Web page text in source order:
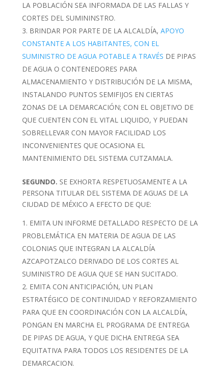
LA POBLACIÓN SEA INFORMADA DE LAS FALLAS Y
CORTES DEL SUMININSTRO.
BRINDAR POR PARTE DE LA ALCALDÍA, APOYO
CONSTANTE A LOS HABITANTES, CON EL
SUMINISTRO DE AGUA POTABLE A TRAVÉS DE PIPAS
DE AGUA O CONTENEDORES PARA
ALMACENAMIENTO Y DISTRIBUCIÓN DE LA MISMA,
INSTALANDO PUNTOS SEMIFIJOS EN CIERTAS
ZONAS DE LA DEMARCACIÓN; CON EL OBJETIVO DE
QUE CUENTEN CON EL VITAL LIQUIDO, Y PUEDAN
SOBRELLEVAR CON MAYOR FACILIDAD LOS
INCONVENIENTES QUE OCASIONA EL
MANTENIMIENTO DEL SISTEMA CUTZAMALA.
SEGUNDO. SE EXHORTA RESPETUOSAMENTE A LA
PERSONA TITULAR DEL SISTEMA DE AGUAS DE LA
CIUDAD DE MÉXICO A EFECTO DE QUE:
EMITA UN INFORME DETALLADO RESPECTO DE LA
PROBLEMÁTICA EN MATERIA DE AGUA DE LAS
COLONIAS QUE INTEGRAN LA ALCALDÍA
AZCAPOTZALCO DERIVADO DE LOS CORTES AL
SUMINISTRO DE AGUA QUE SE HAN SUCITADO.
EMITA CON ANTICIPACIÓN, UN PLAN
ESTRATÉGICO DE CONTINUIDAD Y REFORZAMIENTO
PARA QUE EN COORDINACIÓN CON LA ALCALDÍA,
PONGAN EN MARCHA EL PROGRAMA DE ENTREGA
DE PIPAS DE AGUA, Y QUE DICHA ENTREGA SEA
EQUITATIVA PARA TODOS LOS RESIDENTES DE LA
DEMARCACION.